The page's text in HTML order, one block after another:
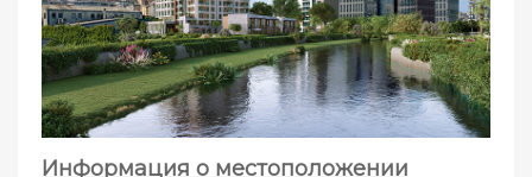
Информация о местоположении